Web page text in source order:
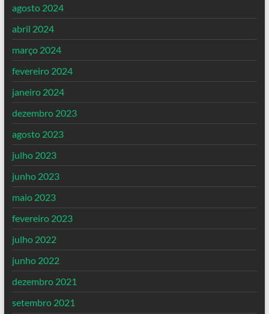
agosto 2024
abril 2024
março 2024
fevereiro 2024
janeiro 2024
dezembro 2023
agosto 2023
julho 2023
junho 2023
maio 2023
fevereiro 2023
julho 2022
junho 2022
dezembro 2021
setembro 2021